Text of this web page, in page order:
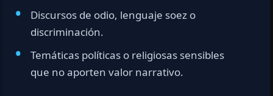
Discursos de odio, lenguaje soez o
discriminación.
Temáticas políticas o religiosas sensibles
que no aporten valor narrativo.